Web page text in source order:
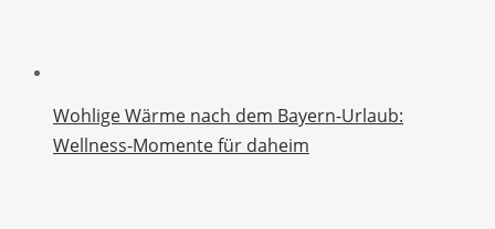
Wohlige Wärme nach dem Bayern-Urlaub:
Wellness-Momente für daheim